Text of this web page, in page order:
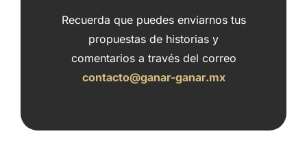
Recuerda que puedes enviarnos tus
propuestas de historias y
comentarios a través del correo
contacto@ganar-ganar.mx